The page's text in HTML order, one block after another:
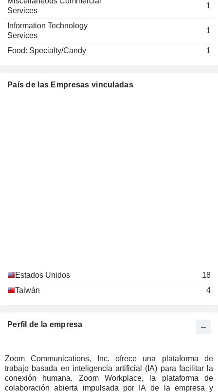
Services
1
Information Technology
Services
1
Food: Specialty/Candy 1
País de las Empresas vinculadas
Estados Unidos
18
Taiwán
4
Perfil de la empresa
Zoom Communications, Inc. ofrece una plataforma de
trabajo basada en inteligencia artificial (IA) para facilitar la
conexión humana. Zoom Workplace, la plataforma de
colaboración abierta impulsada por IA de la empresa y